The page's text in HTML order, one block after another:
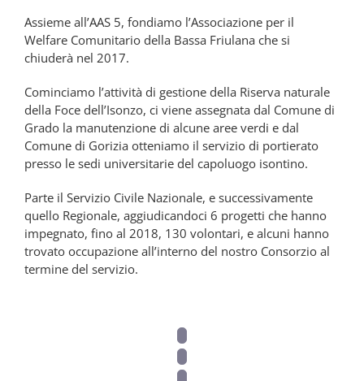
Assieme all’AAS 5, fondiamo l’Associazione per il
Welfare Comunitario della Bassa Friulana che si
chiuderà nel 2017.
Cominciamo l’attività di gestione della Riserva naturale
della Foce dell’Isonzo, ci viene assegnata dal Comune di
Grado la manutenzione di alcune aree verdi e dal
Comune di Gorizia otteniamo il servizio di portierato
presso le sedi universitarie del capoluogo isontino.
Parte il Servizio Civile Nazionale, e successivamente
quello Regionale, aggiudicandoci 6 progetti che hanno
impegnato, fino al 2018, 130 volontari, e alcuni hanno
trovato occupazione all’interno del nostro Consorzio al
termine del servizio.